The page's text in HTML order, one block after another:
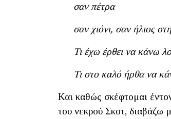
σαν πέτρα
σαν χιόνι, σαν ήλιος
Τι έχω έρθει να κάνω
Τι στο καλό ήρθα να
Και καθώς σκέφτομαι
του νεκρού Σκοτ, διαβάζω